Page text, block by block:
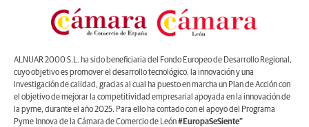
ALNUAR 2000 S.L. ha sido beneficiaria del Fondo Europeo de Desarrollo Regional,
cuyo objetivo es promover el desarrollo tecnológico, la innovación y una
investigación de calidad, gracias al cual ha puesto en marcha un Plan de Acción con
el objetivo de mejorar la competitividad empresarial apoyada en la innovación de
la pyme, durante el año 2025. Para ello ha contado con el apoyo del Programa
Pyme Innova de la Cámara de Comercio de León#EuropaSeSiente”
9 apps que valen oro